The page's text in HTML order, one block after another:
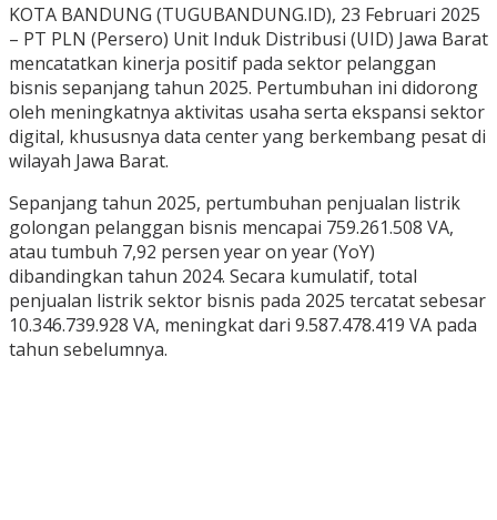
KOTA BANDUNG (TUGUBANDUNG.ID), 23 Februari 2025
– PT PLN (Persero) Unit Induk Distribusi (UID) Jawa Barat
mencatatkan kinerja positif pada sektor pelanggan
bisnis sepanjang tahun 2025. Pertumbuhan ini didorong
oleh meningkatnya aktivitas usaha serta ekspansi sektor
digital, khususnya data center yang berkembang pesat di
wilayah Jawa Barat.
Sepanjang tahun 2025, pertumbuhan penjualan listrik
golongan pelanggan bisnis mencapai 759.261.508 VA,
atau tumbuh 7,92 persen year on year (YoY)
dibandingkan tahun 2024. Secara kumulatif, total
penjualan listrik sektor bisnis pada 2025 tercatat sebesar
10.346.739.928 VA, meningkat dari 9.587.478.419 VA pada
tahun sebelumnya.